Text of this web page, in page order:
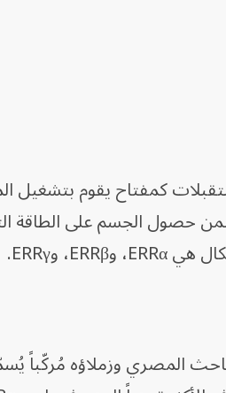
كمفتاح يقوم بتشغيل
حصول الجسم على الطاقة